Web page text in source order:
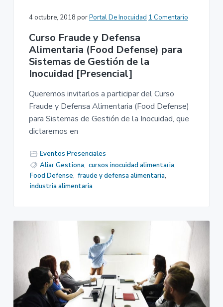
4 octubre, 2018 porPortal De Inocuidad 1 Comentario
Curso Fraude y Defensa
Alimentaria (Food Defense) para
Sistemas de Gestión de la
Inocuidad [Presencial]
Queremos invitarlos a participar del Curso
Fraude y Defensa Alimentaria (Food Defense)
para Sistemas de Gestión de la Inocuidad, que
dictaremos en
Eventos Presenciales
Aliar Gestiona, cursos inocuidad alimentaria,
Food Defense, fraude y defensa alimentaria,
industria alimentaria